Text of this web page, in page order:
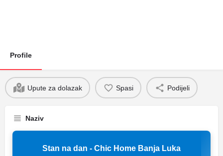
Profile
Upute za dolazak Spasi Podijeli
Naziv
Stan na dan - Chic Home Banja Luka